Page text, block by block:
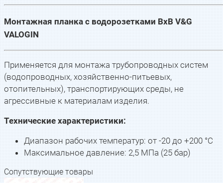
Монтажная планка с водорозетками BxB V&G
VALOGIN
Применяется для монтажа трубопроводных систем
(водопроводных, хозяйственно-питьевых,
отопительных), транспортирующих среды, не
агрессивные к материалам изделия.
Технические характеристики:
Диапазон рабочих температур: от -20 до +200 °С
Максимальное давление: 2,5 МПа (25 бар)
Сопутствующие товары